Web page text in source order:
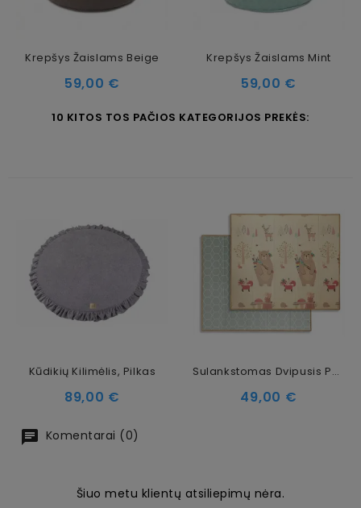
Krepšys Žaislams Beige
Kaina
59,00 €
Krepšys Žaislams Mint
Kaina
59,00 €
10 KITOS TOS PAČIOS KATEGORIJOS PREKĖS:
Kūdikių Kilimėlis, Pilkas
Kaina
89,00 €
Sulankstomas Dvipusis Putų Kilimėlis Miško Draugai, 197 × 177 Cm
Kaina
49,00 €
Komentarai (0)
Šiuo metu klientų atsiliepimų nėra.